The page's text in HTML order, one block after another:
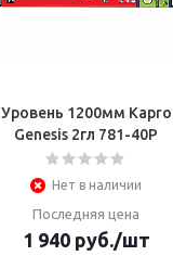
Уровень 1200мм Kapro
Genesis 2гл 781-40Р
Нет в наличии
Последняя цена
1 940руб./шт